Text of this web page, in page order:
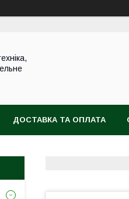
ДОСТАВКА ТА ОПЛАТА